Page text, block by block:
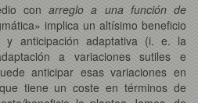
conarreglo a una función de
implica un altísimo beneficio
y anticipación adaptativa (i. e. la
a variaciones sutiles e
anticipar esas variaciones en
tiene un coste en términos de